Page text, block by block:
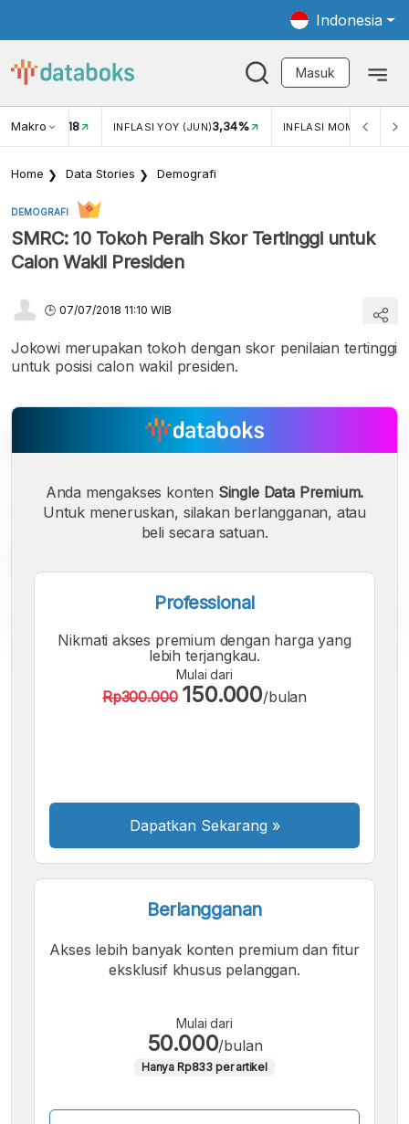
Indonesia
Masuk
Makro
USD/IDR 18 INFLASI YOY (JUN)3,34% INFLASI MOM (JUN)
Home Data Stories Demografi
DEMOGRAFI
SMRC: 10 Tokoh Peraih Skor Tertinggi untuk
Calon Wakil Presiden
07/07/2018 11:10 WIB
Jokowi merupakan tokoh dengan skor penilaian tertinggi
untuk posisi calon wakil presiden.
Font
Kecil
A
FontFont
Anda mengakses konten Single Data Premium.
Untuk meneruskan, silakan berlangganan, atau
beli secara satuan.
Professional
Nikmati akses premium dengan harga yang
lebih terjangkau.
Mulai dari
Rp300.000 150.000/bulan
Dapatkan Sekarang »
Berlangganan
Akses lebih banyak konten premium dan fitur
eksklusif khusus pelanggan.
Mulai dari
50.000/bulan
Hanya Rp833 per artikel